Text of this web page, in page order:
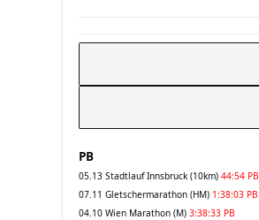
PB
05.13 Stadtlauf Innsbruck (10km) 44:54 PB
07.11 Gletschermarathon (HM) 1:38:03 PB
04.10 Wien Marathon (M) 3:38:33 PB